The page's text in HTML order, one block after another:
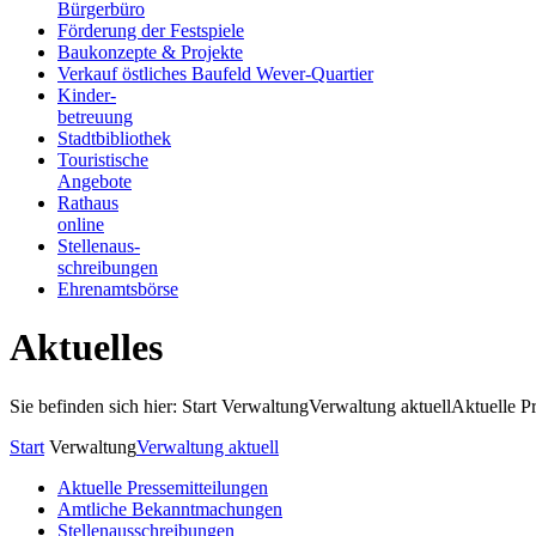
Bürgerbüro
Förderung der Festspiele
Baukonzepte & Projekte
Verkauf östliches Baufeld Wever-Quartier
Kinder-
betreuung
Stadtbibliothek
Touristische
Angebote
Rathaus
online
Stellenaus-
schreibungen
Ehrenamtsbörse
Aktuelles
Sie befinden sich hier: Start VerwaltungVerwaltung aktuellAktuelle
Start VerwaltungVerwaltung aktuell
Aktuelle Pressemitteilungen
Amtliche Bekanntmachungen
Stellenausschreibungen